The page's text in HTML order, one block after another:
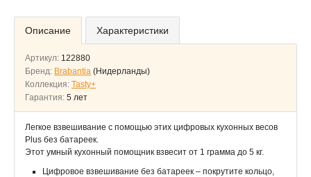
Описание Характеристики
Артикул: 122880
Бренд: Brabantia (Нидерланды)
Коллекция: Tasty+
Гарантия: 5 лет
Легкое взвешивание с помощью этих цифровых кухонных весов
Plus без батареек.
Этот умный кухонный помощник взвесит от 1 грамма до 5 кг.
Цифровое взвешивание без батареек – покрутите кольцо,